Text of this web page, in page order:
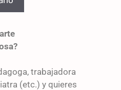
trabajadora
(etc.) y quieres